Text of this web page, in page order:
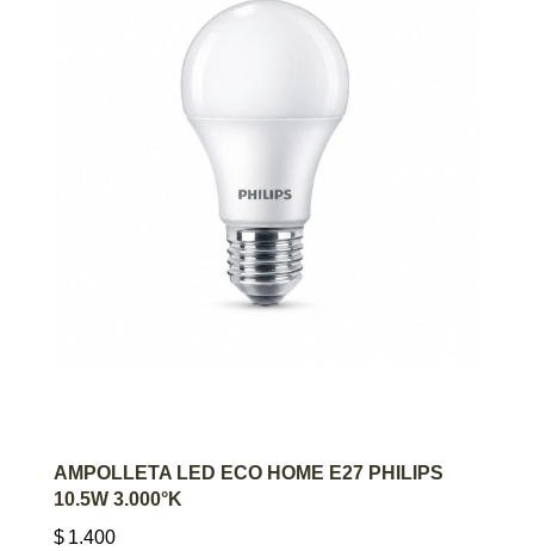
AGREGAR AL CARRITO
AMPOLLETA LED ECO HOME E27 PHILIPS
10.5W 3.000°K
$ 1.400